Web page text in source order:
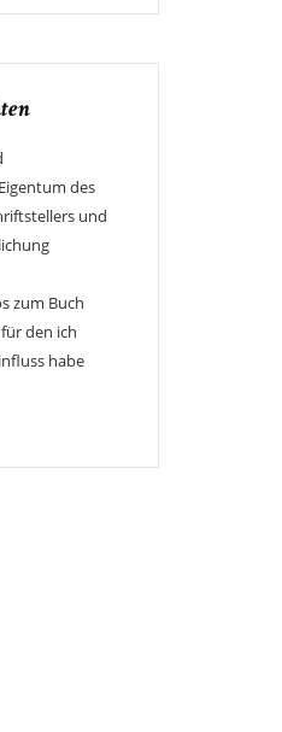
des
und
zum Buch
den ich
habe